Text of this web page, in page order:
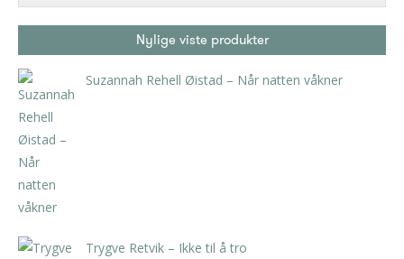
Nylige viste produkter
Suzannah Rehell Øistad – Når natten våkner
Trygve Retvik – Ikke til å tro